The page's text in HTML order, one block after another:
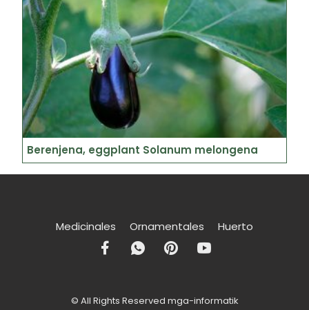
Berenjena, eggplant Solanum melongena
Medicinales Ornamentales Huerto
© All Rights Reserved mga-informatik